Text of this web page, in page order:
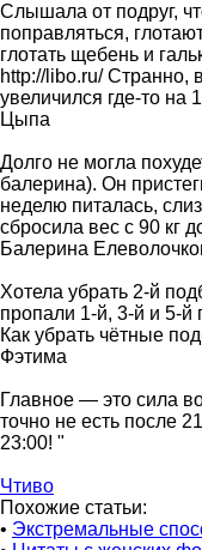
Слышала от подруг,
поправляться,
глотать щебень и
http://libo.ru/ Странно,
увеличился где-то на
Цыпа
Долго не могла
балерина). Он
неделю питалась,
сбросила вес с 90 кг
Балерина
Хотела убрать 2-й
пропали 1-й, 3-й и 5-й
Как убрать чётные
Фэтима
Главное — это сила
точно не есть после
23:00! "
Чтиво
Похожие статьи:
• Экстремальные